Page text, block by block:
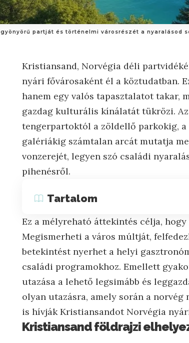
partját és történelmi városrészét a nyaralásod
Kristiansand, Norvégia déli
nyári fővárosaként él a köztudatban.
hanem egy valós tapasztalatot takar,
gazdag kulturális kínálatát tükrözi.
tengerpartoktól a zöldellő parkokig,
galériákig számtalan arcát mutatja
vonzerejét, legyen szó családi
pihenésről.
Tartalom
Ez a mélyreható áttekintés célja,
Megismerheti a város múltját,
betekintést nyerhet a helyi
családi programokhoz. Emellett
utazása a lehető legsimább és
olyan utazásra, amely során a
is hívják Kristiansandot Norvégia
Kristiansand földrajzi